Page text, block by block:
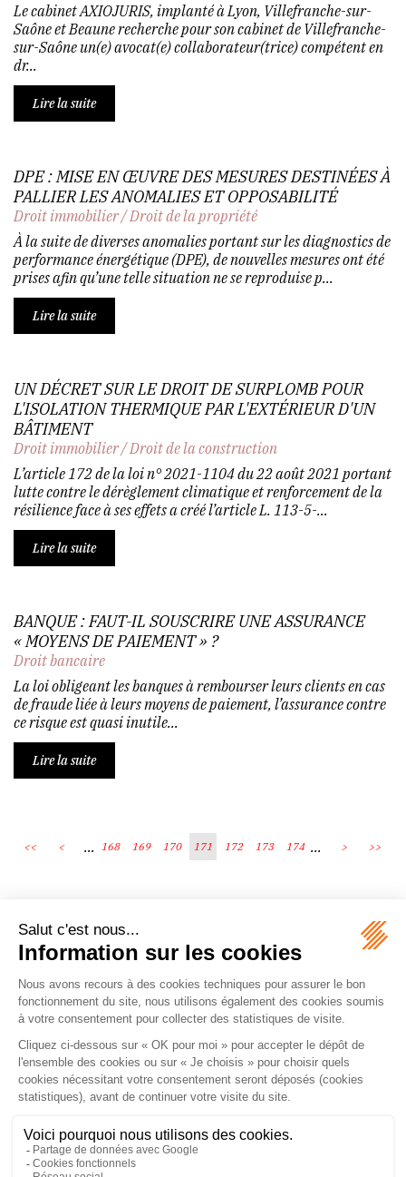
Le cabinet AXIOJURIS, implanté à Lyon, Villefranche-sur-
Saône et Beaune recherche pour son cabinet de Villefranche-
sur-Saône un(e) avocat(e) collaborateur(trice) compétent en
dr...
Lire la suite
DPE : MISE EN ŒUVRE DES MESURES DESTINÉES À
PALLIER LES ANOMALIES ET OPPOSABILITÉ
Droit immobilier/Droit de la propriété
À la suite de diverses anomalies portant sur les diagnostics de
performance énergétique (DPE), de nouvelles mesures ont été
prises afin qu’une telle situation ne se reproduise p...
Lire la suite
UN DÉCRET SUR LE DROIT DE SURPLOMB POUR
L'ISOLATION THERMIQUE PAR L'EXTÉRIEUR D'UN
BÂTIMENT
Droit immobilier/Droit de la construction
L’article 172 de la loi n° 2021-1104 du 22 août 2021 portant
lutte contre le dérèglement climatique et renforcement de la
résilience face à ses effets a créé l’article L. 113-5-...
Lire la suite
BANQUE : FAUT-IL SOUSCRIRE UNE ASSURANCE
« MOYENS DE PAIEMENT » ?
Droit bancaire
La loi obligeant les banques à rembourser leurs clients en cas
de fraude liée à leurs moyens de paiement, l’assurance contre
ce risque est quasi inutile...
Lire la suite
<< < ... 168 169 170 171 172 173 174 ... > >>
Écosystème
Carrières
Honoraires
Contacts
Mentions légales
Plan du site
Espace client